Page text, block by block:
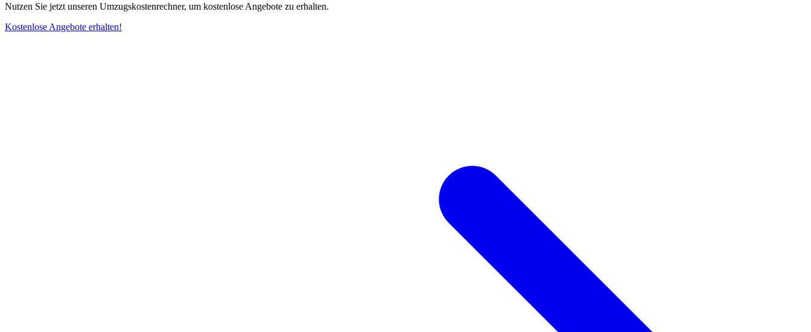
Nutzen Sie jetzt unseren Umzugskostenrechner, um kostenlose Angebote zu erhalten.
Kostenlose Angebote erhalten!